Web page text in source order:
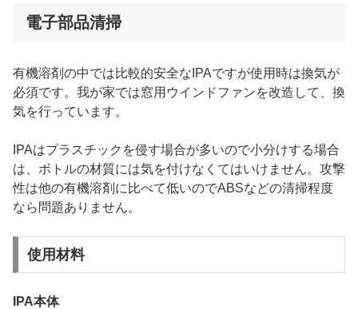
電子部品清掃
有機溶剤の中では比較的安全なIPAですが使用時は換気が
必須です。我が家では窓用ウインドファンを改造して、換
気を行っています。
IPAはプラスチックを侵す場合が多いので小分けする場合
は、ボトルの材質には気を付けなくてはいけません。攻撃
性は他の有機溶剤に比べて低いのでABSなどの清掃程度
なら問題ありません。
使用材料
IPA本体